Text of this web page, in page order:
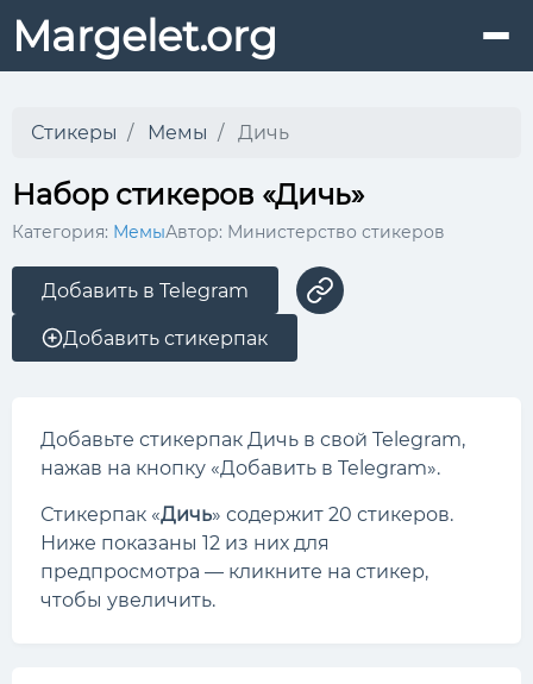
Margelet.org
Стикеры Мемы Дичь
Набор стикеров «Дичь»
Категория: МемыАвтор: Министерство стикеров
Добавить в Telegram
Добавить стикерпак
Добавьте стикерпак Дичь в свой Telegram,
нажав на кнопку «Добавить в Telegram».
Стикерпак «Дичь» содержит 20 стикеров.
Ниже показаны 12 из них для
предпросмотра — кликните на стикер,
чтобы увеличить.